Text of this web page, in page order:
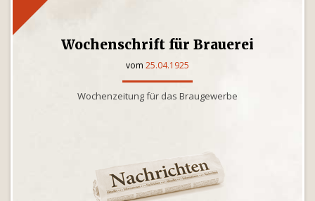
Wochenschrift für Brauerei
vom 25.04.1925
Wochenzeitung für das Braugewerbe